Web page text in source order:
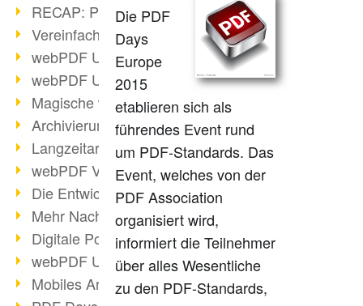
RECAP: PDF Days Europe 2022
Vereinfachung Personalprozesse
webPDF Update 8.0.0.2727
webPDF Update 9.0.0.2732
Magische webPDF Version 9
Archivierung: Aufbewahrungsfristen
Langzeitarchivierung mit PDF/A
webPDF Video - Behind the Scenes
Die Entwicklung von PDF/X
Mehr Nachhaltigkeit durch PDF
Digitale Post als PDF/A
webPDF Update 8.0.0.2531
Mobiles Arbeiten mit PDF
Die PDF
Days
Europe
2015
etablieren sich als
führendes Event rund
um PDF-Standards. Das
Event, welches von der
PDF Association
organisiert wird,
informiert die Teilnehmer
über alles Wesentliche
zu den PDF-Standards,